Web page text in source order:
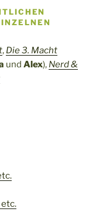
, Die 3. Macht
und Alex), Nerd &
etc.